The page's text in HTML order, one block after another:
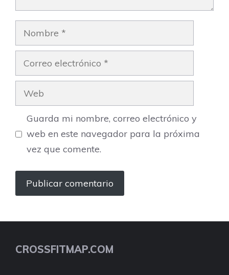
Nombre
Correo
electrónico
Web
Guarda mi nombre, correo electrónico y
web en este navegador para la próxima
vez que comente.
CROSSFITMAP.COM